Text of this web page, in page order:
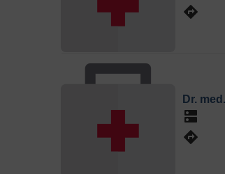
directions
Dr.
dns
directions